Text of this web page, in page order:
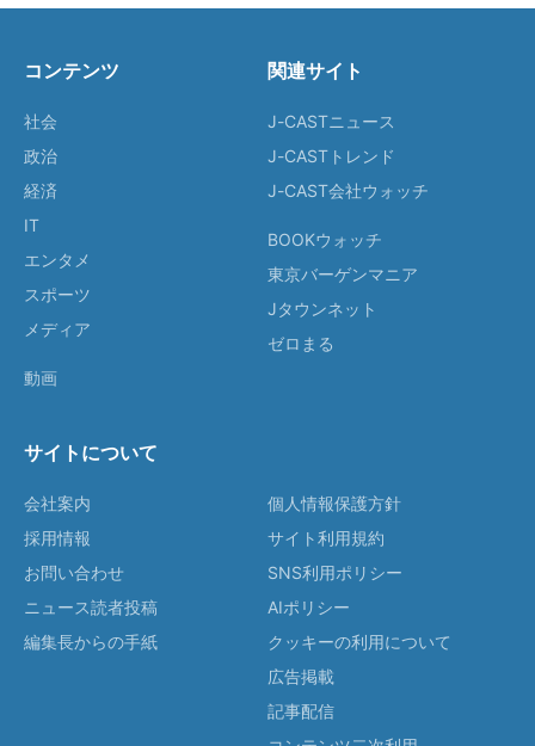
コンテンツ
社会
政治
経済
IT
エンタメ
スポーツ
メディア
動画
関連サイト
J-CASTニュース
J-CASTトレンド
J-CAST会社ウォッチ
BOOKウォッチ
東京バーゲンマニア
Jタウンネット
ゼロまる
サイトについて
会社案内
採用情報
お問い合わせ
ニュース読者投稿
編集長からの手紙
個人情報保護方針
サイト利用規約
SNS利用ポリシー
AIポリシー
クッキーの利用について
広告掲載
記事配信